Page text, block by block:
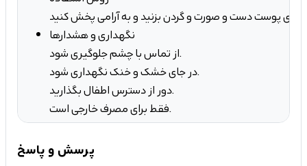
نگهداری و هشدارها
از تماس با چشم جلوگیری شود.
در جای خشک و خنک نگهداری شود.
دور از دسترس اطفال بگذارید.
فقط برای مصرف خارجی است.
پرسش و پاسخ